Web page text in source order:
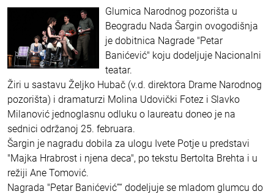
Glumica Narodnog pozorišta u
Beogradu Nada Šargin ovogodišnja
je dobitnica Nagrade "Petar
Banićević" koju dodeljuje Nacionalni
teatar.
Žiri u sastavu Željko Hubač (v.d. direktora Drame Narodnog
pozorišta) i dramaturzi Molina Udovički Fotez i Slavko
Milanović jednoglasnu odluku o laureatu doneo je na
sednici održanoj 25. februara.
Šargin je nagradu dobila za ulogu Ivete Potje u predstavi
"Majka Hrabrost i njena deca", po tekstu Bertolta Brehta i u
režiji Ane Tomović.
Nagrada "Petar Banićević”“ dodeljuje se mladom glumcu do